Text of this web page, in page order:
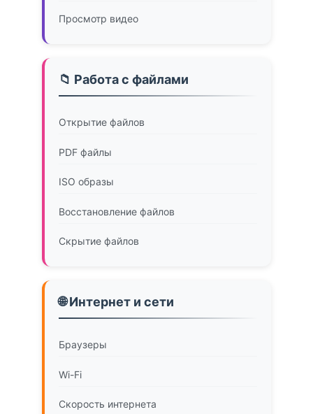
Просмотр видео
📁 Работа с файлами
Открытие файлов
PDF файлы
ISO образы
Восстановление файлов
Скрытие файлов
🌐 Интернет и сети
Браузеры
Wi-Fi
Скорость интернета